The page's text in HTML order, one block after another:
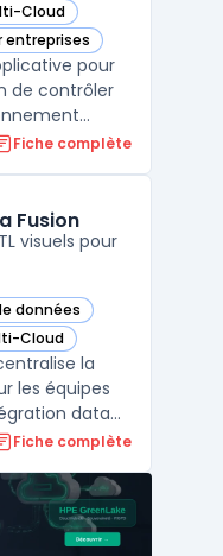
Cloud
entreprises
pour
de contrôler
IT qui
F5 BIG‑I ...
Fiche complète
Fusion
visuels pour
données
dans cette catégorie
Cloud
dans cette catégorie
la
les équipes
data
Les
de sources
leur
Fiche complète